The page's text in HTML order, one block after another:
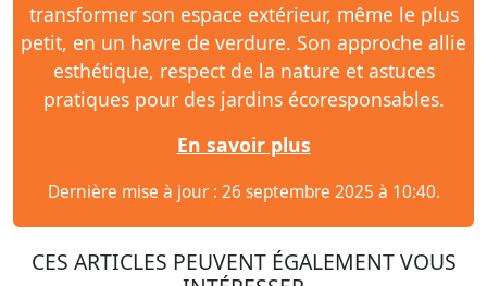
transformer son espace extérieur, même le plus
petit, en un havre de verdure. Son approche allie
esthétique, respect de la nature et astuces
pratiques pour des jardins écoresponsables.
En savoir plus
Dernière mise à jour : 26 septembre 2025 à 10:40.
CES ARTICLES PEUVENT ÉGALEMENT VOUS